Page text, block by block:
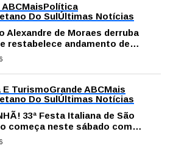
ABCMaisPolítica
Do SulÚltimas Notícias
Alexandre de Moraes derruba
restabelece andamento de
processante contra vereador
E TurismoGrande ABCMais
Do SulÚltimas Notícias
33ª Festa Italiana de São
começa neste sábado com
música e solidariedade